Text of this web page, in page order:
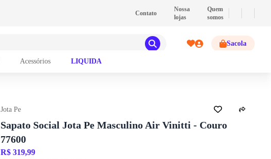
PIX - Pague com PIX e ganhe 2% de
Contato
Nossa
lojas
Quem
somos
Sacola
Acessórios LIQUIDA
Jota Pe
Sapato Social Jota Pe Masculino Air Vinitti - Couro
77600
R$ 319,99